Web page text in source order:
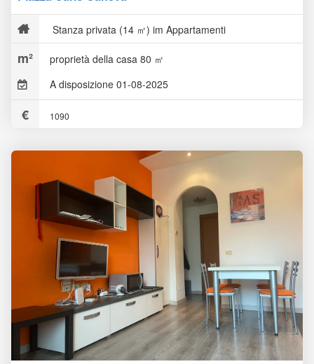
Stanza privata (14 ㎡) im Appartamenti
proprietà della casa 80 ㎡
A disposizione 01-08-2025
1090